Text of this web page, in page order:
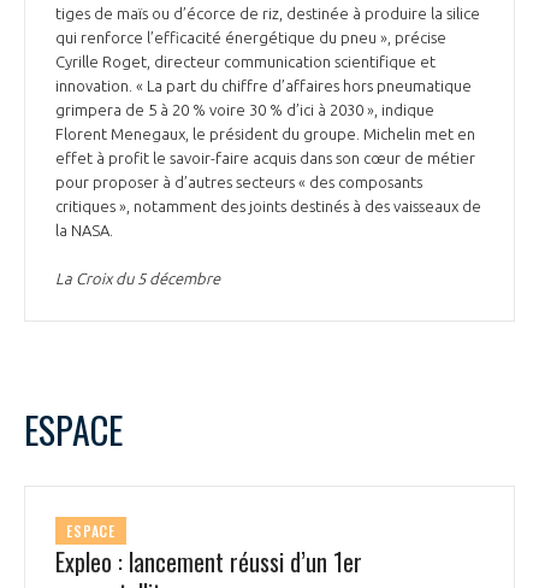
tiges de maïs ou d’écorce de riz, destinée à produire la silice
qui renforce l’efficacité énergétique du pneu », précise
Cyrille Roget, directeur communication scientifique et
innovation. « La part du chiffre d’affaires hors pneumatique
grimpera de 5 à 20 % voire 30 % d’ici à 2030 », indique
Florent Menegaux, le président du groupe. Michelin met en
effet à profit le savoir-faire acquis dans son cœur de métier
pour proposer à d’autres secteurs « des composants
critiques », notamment des joints destinés à des vaisseaux de
la NASA.
La Croix du 5 décembre
ESPACE
ESPACE
Expleo : lancement réussi d’un 1er